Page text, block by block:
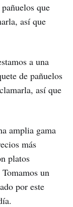
que
así que
a una
de pañuelos
así que
amplia gama
más
platos
un
por este